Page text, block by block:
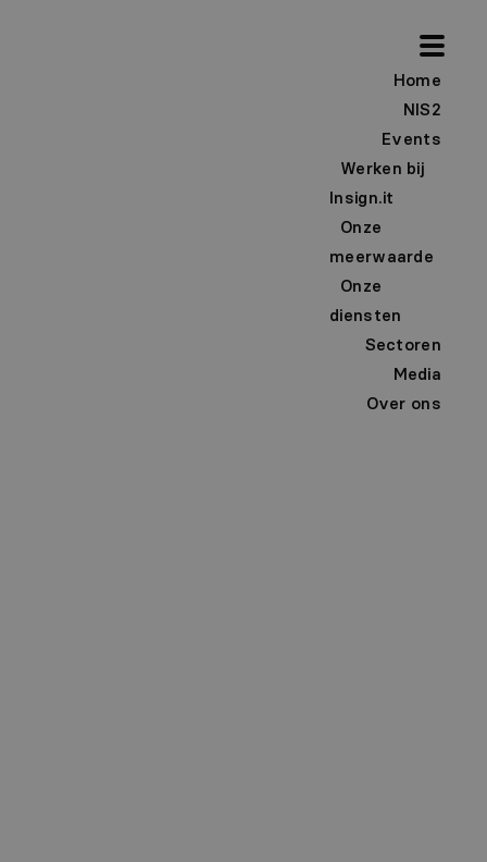
Home
NIS2
Events
Werken bij
Insign.it
Onze
meerwaarde
Onze
diensten
Sectoren
Media
Over ons